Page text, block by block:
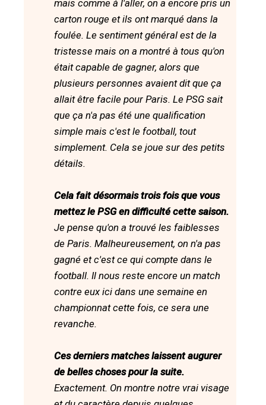
mais comme à l'aller, on a encore pris un
carton rouge et ils ont marqué dans la
foulée. Le sentiment général est de la
tristesse mais on a montré à tous qu'on
était capable de gagner, alors que
plusieurs personnes avaient dit que ça
allait être facile pour Paris. Le PSG sait
que ça n'a pas été une qualification
simple mais c'est le football, tout
simplement. Cela se joue sur des petits
détails.
Cela fait désormais trois fois que vous
mettez le PSG en difficulté cette saison.
Je pense qu'on a trouvé les faiblesses
de Paris. Malheureusement, on n'a pas
gagné et c'est ce qui compte dans le
football. Il nous reste encore un match
contre eux ici dans une semaine en
championnat cette fois, ce sera une
revanche.
Ces derniers matches laissent augurer
de belles choses pour la suite.
Exactement. On montre notre vrai visage